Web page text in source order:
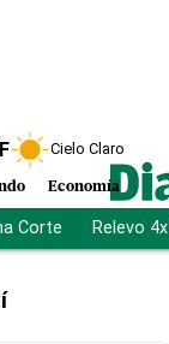
Cielo Claro
Economía
Corte Relevo